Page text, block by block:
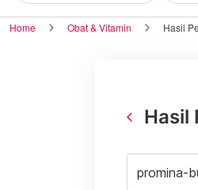
Home Obat & Vitamin Hasil
arrow_back_ios Hasil